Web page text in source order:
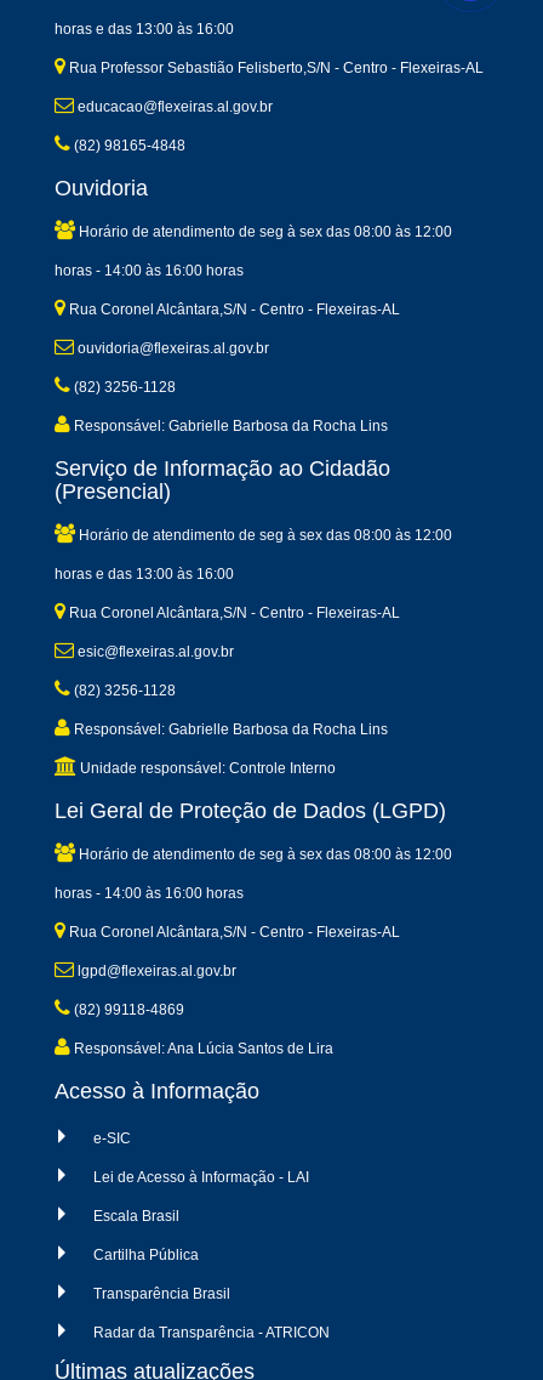
horas e das 13:00 às 16:00
Rua Professor Sebastião Felisberto,S/N - Centro - Flexeiras-AL
educacao@flexeiras.al.gov.br
(82) 98165-4848
Ouvidoria
Horário de atendimento de seg à sex das 08:00 às 12:00
horas - 14:00 às 16:00 horas
Rua Coronel Alcântara,S/N - Centro - Flexeiras-AL
ouvidoria@flexeiras.al.gov.br
(82) 3256-1128
Responsável: Gabrielle Barbosa da Rocha Lins
Serviço de Informação ao Cidadão
(Presencial)
Horário de atendimento de seg à sex das 08:00 às 12:00
horas e das 13:00 às 16:00
Rua Coronel Alcântara,S/N - Centro - Flexeiras-AL
esic@flexeiras.al.gov.br
(82) 3256-1128
Responsável: Gabrielle Barbosa da Rocha Lins
Unidade responsável: Controle Interno
Lei Geral de Proteção de Dados (LGPD)
Horário de atendimento de seg à sex das 08:00 às 12:00
horas - 14:00 às 16:00 horas
Rua Coronel Alcântara,S/N - Centro - Flexeiras-AL
lgpd@flexeiras.al.gov.br
(82) 99118-4869
Responsável: Ana Lúcia Santos de Lira
Acesso à Informação
e-SIC
Lei de Acesso à Informação - LAI
Escala Brasil
Cartilha Pública
Transparência Brasil
Radar da Transparência - ATRICON
Últimas atualizações